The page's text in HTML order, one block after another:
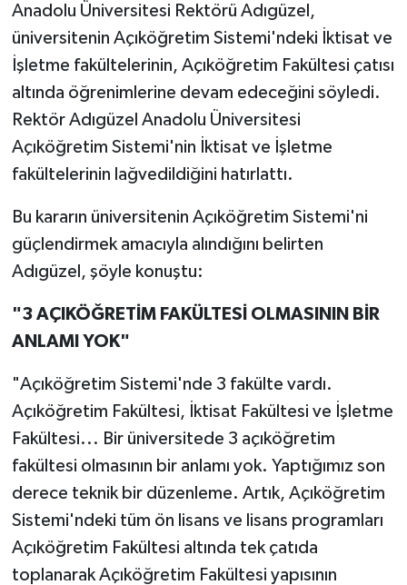
Anadolu Üniversitesi Rektörü Adıgüzel,
üniversitenin Açıköğretim Sistemi'ndeki İktisat ve
İşletme fakültelerinin, Açıköğretim Fakültesi çatısı
altında öğrenimlerine devam edeceğini söyledi.
Rektör Adıgüzel Anadolu Üniversitesi
Açıköğretim Sistemi'nin İktisat ve İşletme
fakültelerinin lağvedildiğini hatırlattı.
Bu kararın üniversitenin Açıköğretim Sistemi'ni
güçlendirmek amacıyla alındığını belirten
Adıgüzel, şöyle konuştu:
"3 AÇIKÖĞRETİM FAKÜLTESİ OLMASININ BİR
ANLAMI YOK"
"Açıköğretim Sistemi'nde 3 fakülte vardı.
Açıköğretim Fakültesi, İktisat Fakültesi ve İşletme
Fakültesi... Bir üniversitede 3 açıköğretim
fakültesi olmasının bir anlamı yok. Yaptığımız son
derece teknik bir düzenleme. Artık, Açıköğretim
Sistemi'ndeki tüm ön lisans ve lisans programları
Açıköğretim Fakültesi altında tek çatıda
toplanarak Açıköğretim Fakültesi yapısının